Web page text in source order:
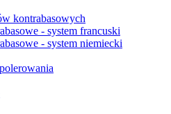
kontrabasowych
- system francuski
- system niemiecki